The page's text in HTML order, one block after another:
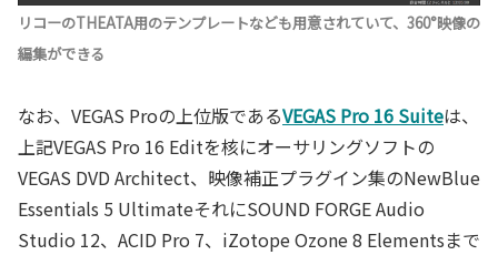
リコーのTHEATA用のテンプレートなども用意されていて、360°映像の
編集ができる
なお、VEGAS Proの上位版であるVEGAS Pro 16 Suiteは、
上記VEGAS Pro 16 Editを核にオーサリングソフトの
VEGAS DVD Architect、映像補正プラグイン集のNewBlue
Essentials 5 UltimateそれにSOUND FORGE Audio
Studio 12、ACID Pro 7、iZotope Ozone 8 Elementsまで